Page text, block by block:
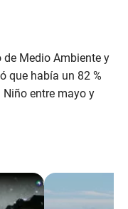
de Medio Ambiente y
que había un 82 %
entre mayo y